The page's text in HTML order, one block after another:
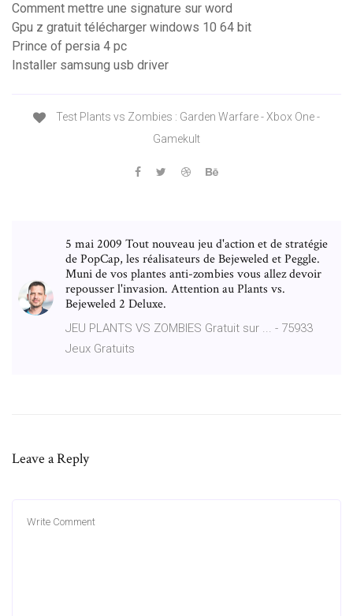
Comment mettre une signature sur word
Gpu z gratuit télécharger windows 10 64 bit
Prince of persia 4 pc
Installer samsung usb driver
Test Plants vs Zombies : Garden Warfare - Xbox One -
Gamekult
5 mai 2009 Tout nouveau jeu d'action et de stratégie
de PopCap, les réalisateurs de Bejeweled et Peggle.
Muni de vos plantes anti-zombies vous allez devoir
repousser l'invasion. Attention au Plants vs.
Bejeweled 2 Deluxe.
JEU PLANTS VS ZOMBIES Gratuit sur ... - 75933
Jeux Gratuits
Leave a Reply